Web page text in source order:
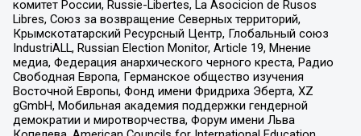
комитет России, Russie-Libertes, La Asocicion de Rusos
Libres, Союз за возвращение Северных территорий,
Крымскотатарский Ресурсный Центр, Глобальный союз
IndustriALL, Russian Election Monitor, Article 19, Мнение
медиа, Федерация анархического черного креста, Радио
Свободная Европа, Германское общество изучения
Восточной Европы, Фонд имени Фридриха Эберта, XZ
gGmbH, Мобильная академия поддержки гендерной
демократии и миротворчества, Форум имени Льва